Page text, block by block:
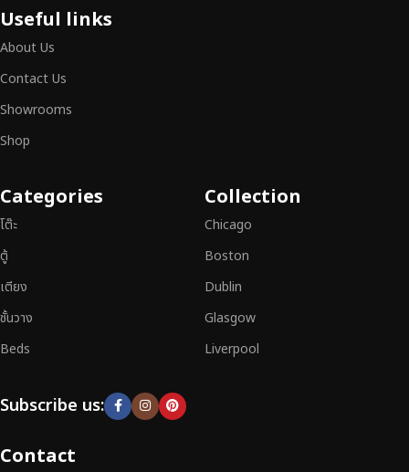
เฟอร์นิเจอร์ไม้ไม่ใช่เพียงของตกแต่ง แต่เป็นงานศิลปะที่สะท้อนถึงรสนิยมและ
สามารถผสานความสวยงาม ความแข็งแรง และการใช้งานที่ตอบโจทย์ทุกความ
ต้องการได้อย่างลงตัว เฟอร์นิเจอร์ทุกชิ้นของเราผลิตจากวัสดุคุณภาพสูง ผ่าน
การตรวจสอบมาตรฐานอย่างเคร่งครัด
สิก และการใช้งานที่ยาวนาน
ประกันคุณภาพและการบริการที่ดีที่สุด
Useful links
About Us
Contact Us
Showrooms
Shop
Categories
โต๊ะ
ตู้
เตียง
ชั้นวาง
Beds
Collection
Chicago
Boston
Dublin
Glasgow
Liverpool
Subscribe us:
Contact